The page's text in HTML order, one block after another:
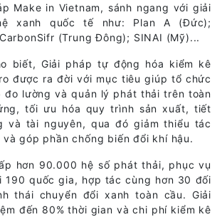
Make in Vietnam, sánh ngang với giải
xanh quốc tế như: Plan A (Đức);
(Trung Đông); SINAI (Mỹ)...
biết, Giải pháp tự động hóa kiểm kê
được ra đời với mục tiêu giúp tổ chức
đo lường và quản lý phát thải trên toàn
tối ưu hóa quy trình sản xuất, tiết
và tài nguyên, qua đó giảm thiểu tác
góp phần chống biến đổi khí hậu.
hơn 90.000 hệ số phát thải, phục vụ
190 quốc gia, hợp tác cùng hơn 30 đối
thái chuyển đổi xanh toàn cầu. Giải
đến 80% thời gian và chi phí kiểm kê